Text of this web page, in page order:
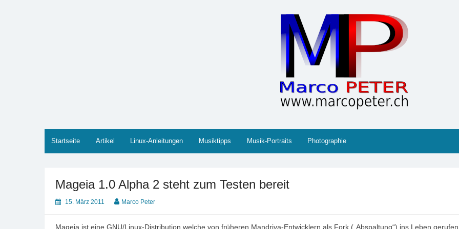
Startseite Artikel Linux-Anleitungen Musiktipps Musik-Portraits Photographie
Mageia 1.0 Alpha 2 steht zum Testen bereit
15. März 2011 Marco Peter
Mageia ist eine GNU/Linux-Distribution welche von früheren Mandriva-Entwicklern als Fork („Abspaltung“) ins Leben gerufen